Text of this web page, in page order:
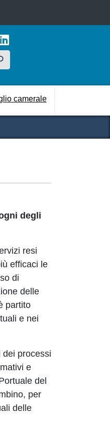
camerale
degli
resi
efficaci le
di
delle
partito
e nei
dei processi
e
del
per
delle